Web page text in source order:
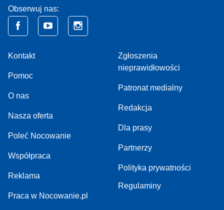
Obserwuj nas:
Kontakt
Pomoc
O nas
Nasza oferta
Poleć Nocowanie
Współpraca
Reklama
Praca w Nocowanie.pl
Zgłoszenia
nieprawidłowości
Patronat medialny
Redakcja
Dla prasy
Partnerzy
Polityka prywatności
Regulaminy